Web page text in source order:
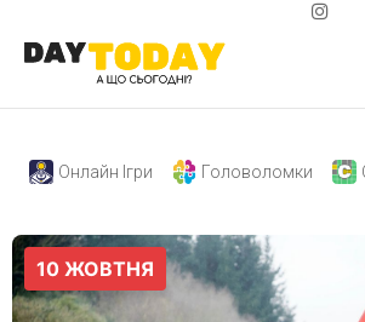
Онлайн Ігри Головоломки